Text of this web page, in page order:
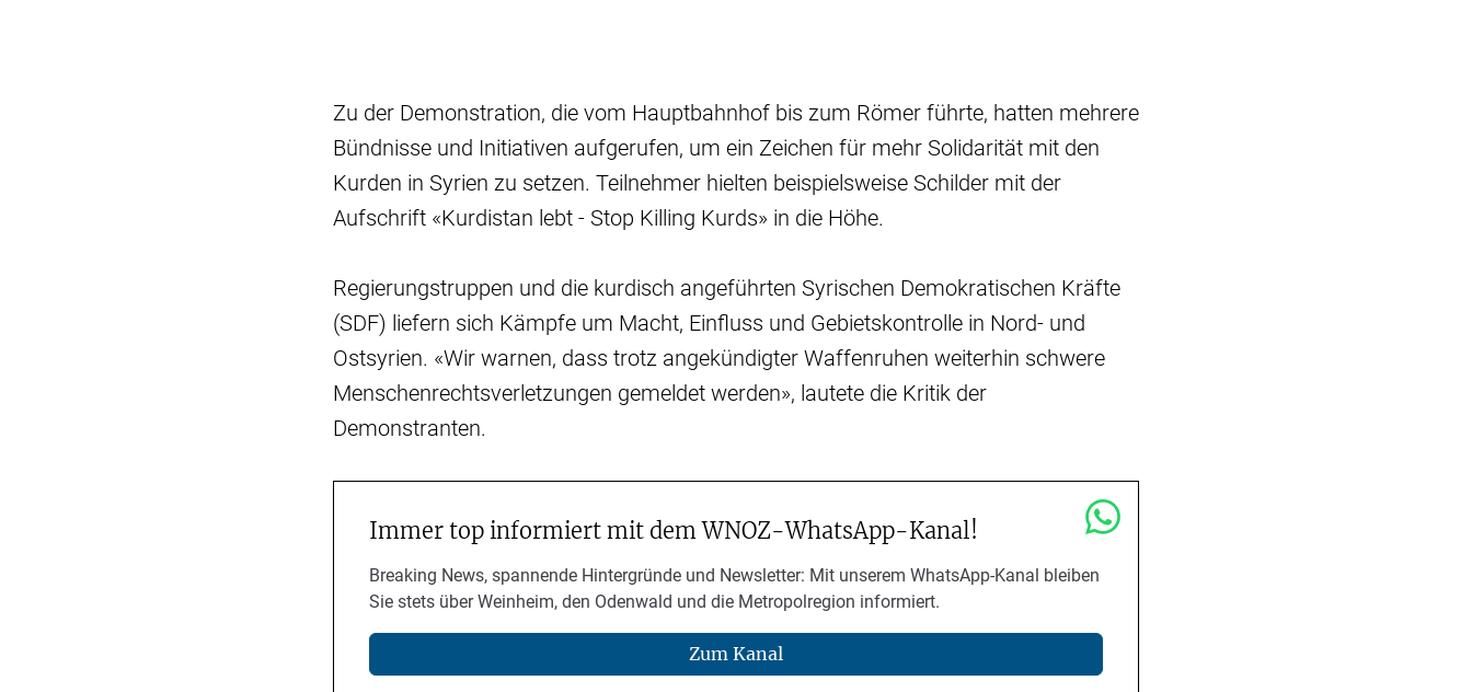
Zu der Demonstration, die vom Hauptbahnhof bis zum Römer führte, hatten mehrere
Bündnisse und Initiativen aufgerufen, um ein Zeichen für mehr Solidarität mit den
Kurden in Syrien zu setzen. Teilnehmer hielten beispielsweise Schilder mit der
Aufschrift «Kurdistan lebt - Stop Killing Kurds» in die Höhe.
Regierungstruppen und die kurdisch angeführten Syrischen Demokratischen Kräfte
(SDF) liefern sich Kämpfe um Macht, Einfluss und Gebietskontrolle in Nord- und
Ostsyrien. «Wir warnen, dass trotz angekündigter Waffenruhen weiterhin schwere
Menschenrechtsverletzungen gemeldet werden», lautete die Kritik der
Demonstranten.
Immer top informiert mit dem WNOZ-WhatsApp-Kanal!
Breaking News, spannende Hintergründe und Newsletter: Mit unserem WhatsApp-Kanal bleiben
Sie stets über Weinheim, den Odenwald und die Metropolregion informiert.
Zum Kanal